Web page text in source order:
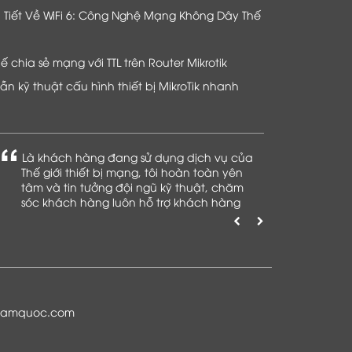
Tiết Về WiFi 6: Công Nghệ Mạng Không Dây Thế
chia sẻ mạng với TTL trên Router Mikrotik
kỹ thuật cấu hình thiết bị MikroTik nhanh
Là khách hàng đang sử dụng dịch vụ của
Thế giới thiết bị mạng, tôi hoàn toàn yên
tâm và tin tưởng đội ngũ kỹ thuật, chăm
sóc khách hàng luôn hỗ trợ khách hàng